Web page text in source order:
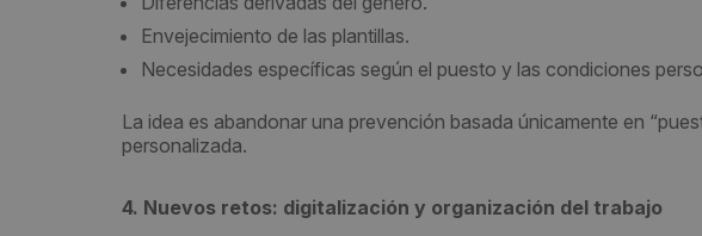
Envejecimiento de las plantillas.
Necesidades específicas según el puesto y las condiciones
La idea es abandonar una prevención basada únicamente en
personalizada.
4. Nuevos retos: digitalización y organización del trabajo